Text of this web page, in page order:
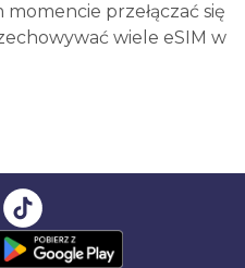
przełączać się
wiele eSIM w